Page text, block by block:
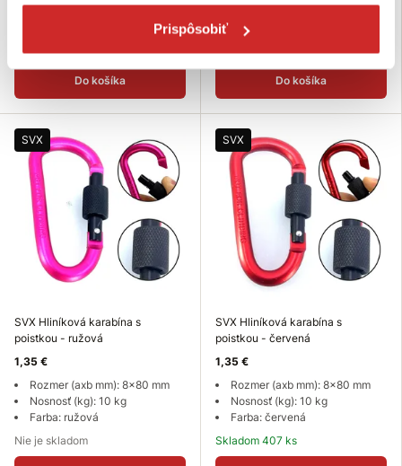
Prispôsobiť
Nosnosť (kg): 10 kg
Do košíka
Nosnosť (kg): 10 kg
Farba: modrá
Do košíka
SVX
SVX Hliníková karabína s
poistkou - ružová
1,35 €
Rozmer (axb mm): 8x80 mm
Nosnosť (kg): 10 kg
Farba: ružová
Nie je skladom
SVX
SVX Hliníková karabína s
poistkou - červená
1,35 €
Rozmer (axb mm): 8x80 mm
Nosnosť (kg): 10 kg
Farba: červená
Skladom 407 ks